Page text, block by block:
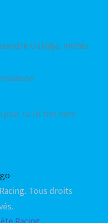
Oukidja, invités
saison
jour tu lis ton nom
Tous droits
Racing